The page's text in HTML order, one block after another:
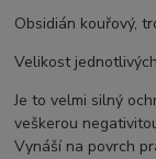
Obsidián kouřový,
Velikost
Je to velmi silný
veškerou
Vynáší na povrch